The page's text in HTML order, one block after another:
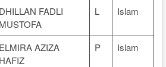
DHILLAN FADLI
MUSTOFA
L Islam
ELMIRA AZIZA
HAFIZ
P Islam